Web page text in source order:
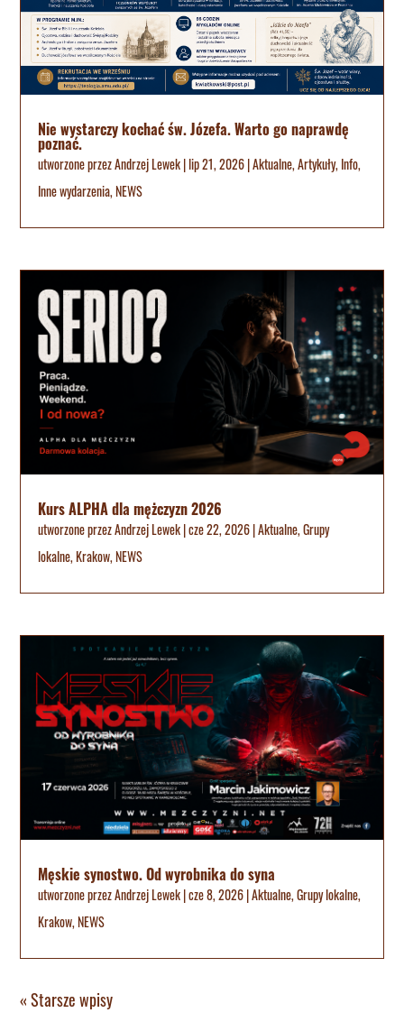
Nie wystarczy kochać św. Józefa. Warto go naprawdę
poznać.
utworzone przezAndrzej Lewek|lip 21, 2026|Aktualne,Artykuły, Info,
Inne wydarzenia,NEWS
Kurs ALPHA dla mężczyzn 2026
utworzone przezAndrzej Lewek|cze 22, 2026|Aktualne,Grupy
lokalne,Krakow,NEWS
Męskie synostwo. Od wyrobnika do syna
utworzone przezAndrzej Lewek|cze 8, 2026|Aktualne,Grupy lokalne,
Krakow,NEWS
« Starsze wpisy